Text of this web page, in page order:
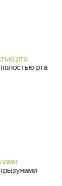
рта
рта